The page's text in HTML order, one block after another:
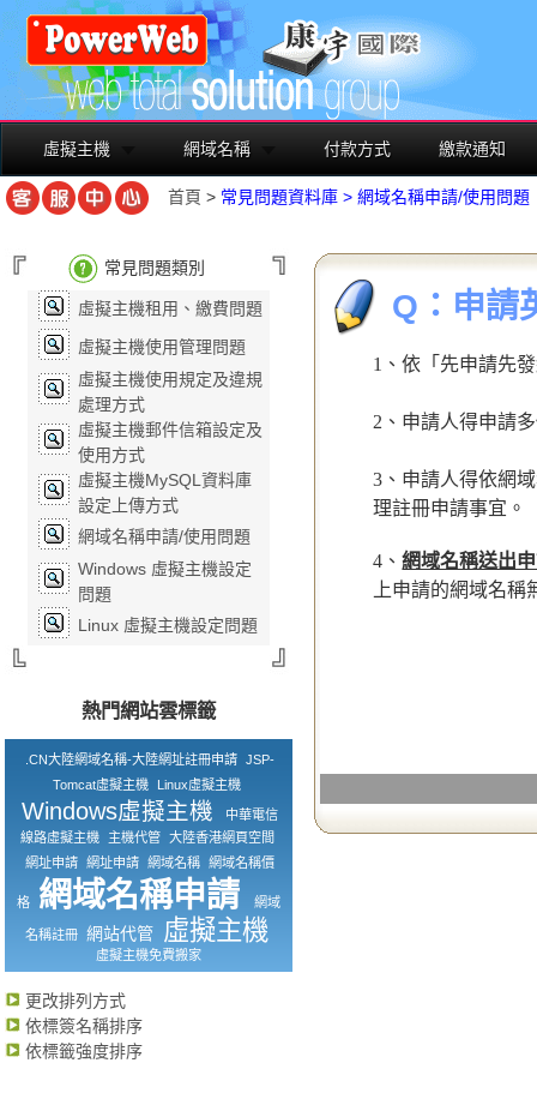
虛擬主機 網域名稱 付款方式 繳款通知
首頁 > 常見問題資料庫 > 網域名稱申請/使用問題
常見問題類別
虛擬主機租用、繳費問題
虛擬主機使用管理問題
虛擬主機使用規定及違規
處理方式
虛擬主機郵件信箱設定及
使用方式
虛擬主機MySQL資料庫
設定上傳方式
網域名稱申請/使用問題
Windows 虛擬主機設定
問題
Linux 虛擬主機設定問題
熱門網站雲標籤
.CN大陸網域名稱-大陸網址註冊申請 JSP-
Tomcat虛擬主機
Linux虛擬主機
Windows虛擬主機
中華電信
線路虛擬主機
主機代管 大陸香港網頁空間
網址申請 網址申請 網域名稱 網域名稱價
格 網域名稱申請 網域
名稱註冊 網站代管 虛擬主機
虛擬主機免費搬家
更改排列方式
依標簽名稱排序
依標籤強度排序
Q：申請
1、依「先申請先
2、申請人得申請
3、申請人得依網
理註冊申請事宜。
4、網域名稱送出
上申請的網域名稱